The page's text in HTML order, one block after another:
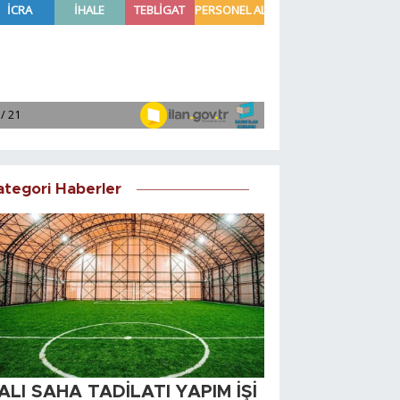
Haberler
SAHA TADİLATI YAPIM İŞİ